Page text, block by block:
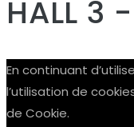
HALL 3
En continuant
l’utilisation de
de Cookie.